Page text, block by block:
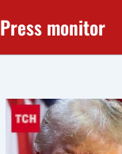
до
Press monitor